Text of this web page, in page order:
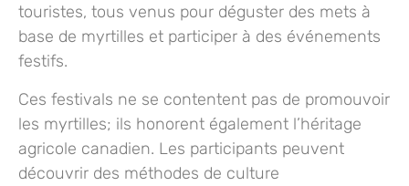
touristes, tous venus pour déguster des mets à
base de myrtilles et participer à des événements
festifs.
Ces festivals ne se contentent pas de promouvoir
les myrtilles; ils honorent également l’héritage
agricole canadien. Les participants peuvent
découvrir des méthodes de culture